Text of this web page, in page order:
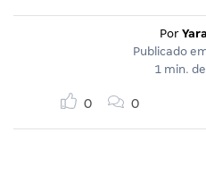
Por
Publicado
1 min.
0 0